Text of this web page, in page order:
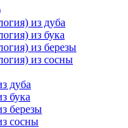
из дуба
из бука
из березы
из сосны
дуба
бука
березы
сосны